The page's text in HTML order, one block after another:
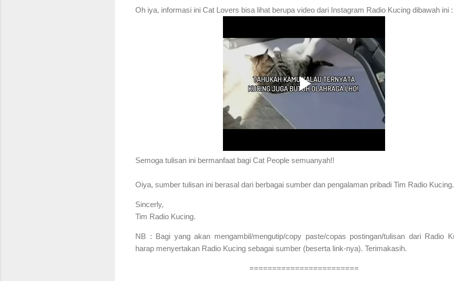
Oh iya, informasi ini Cat Lovers bisa lihat berupa video dari Instagram Radio Kucing dibawah ini :
Semoga tulisan ini bermanfaat bagi Cat People semuanyah!!
Oiya, sumber tulisan ini berasal dari berbagai sumber dan pengalaman pribadi Tim Radio Kucing.
Sincerly,
Tim Radio Kucing.
NB : Bagi yang akan mengambil/mengutip/copy paste/copas postingan/tulisan dari Radio
harap menyertakan Radio Kucing sebagai sumber (beserta link-nya). Terimakasih.
========================